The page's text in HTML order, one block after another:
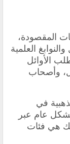
المقصودة،
العلمية
الأوائل
وأصحاب
في
عام عبر
هي فئات